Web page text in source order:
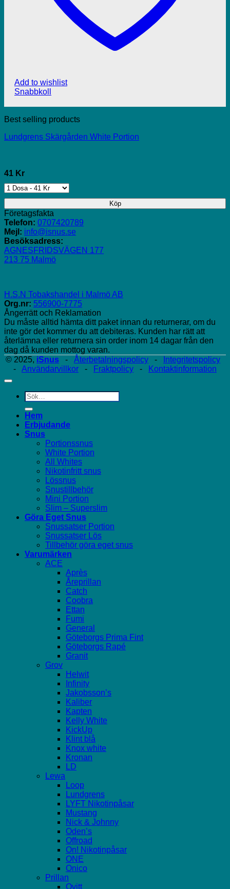
Add to wishlist
Snabbkoll
Best selling products
Lundgrens Skärgården White Portion
41 Kr
Köp
Företagsfakta
Telefon: 0707420789
Mejl: info@isnus.se
Besöksadress:
AGNESFRIDSVÄGEN 177
213 75 Malmö
H.S.N Tobakshandel i Malmö AB
Org.nr: 556900-7775
Ångerrätt och Reklamation
Du måste alltid hämta ditt paket innan du returnerar, om du
inte gör det kommer du att debiteras. Kunden har rätt att
återlämna eller returnera sin order inom 14 dagar från den
dag då kunden mottog varan.
© 2025, iSnus - Återbetalningspolicy -
Integritetspolicy
- Användarvillkor - Fraktpolicy - Kontaktinformation
Sök
efter:
Hem
Erbjudande
Snus
Portionssnus
White Portion
All Whites
Nikotinfritt snus
Lössnus
Snustillbehör
Mini Portion
Slim – Superslim
Göra Eget Snus
Snussatser Portion
Snussatser Lös
Tillbehör göra eget snus
Varumärken
ACE
Après
Åreprillan
Catch
Coobra
Ettan
Fumi
General
Göteborgs Prima Fint
Göteborgs Rapé
Granit
Grov
Helwit
Infinity
Jakobsson’s
Kaliber
Kapten
Kelly White
KickUp
Klint blå
Knox white
Kronan
LD
Lewa
Loop
Lundgrens
LYFT Nikotinpåsar
Mustang
Nick & Johnny
Oden’s
Offroad
On! Nikotinpåsar
ONE
Onico
Prillan
Qvitt